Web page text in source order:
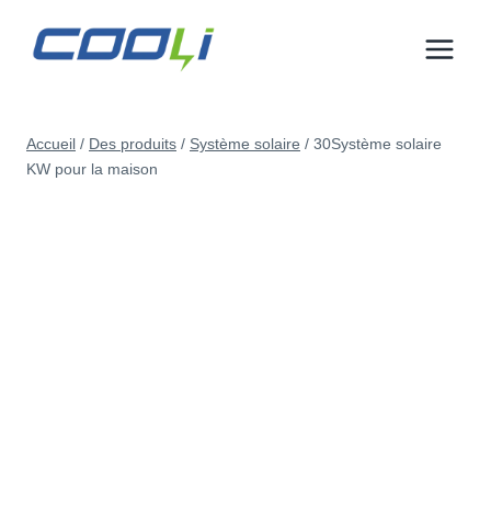
Accueil / Des produits / Système solaire / 30Système solaire
KW pour la maison